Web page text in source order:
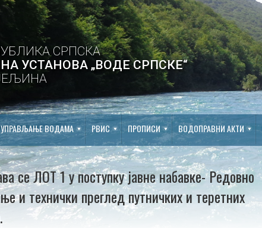
СРПСКА
УСТАНОВА „ВОДЕ СРПСКЕ“
УПРАВЉАЊЕ ВОДАМА РВИС ПРОПИСИ ВОДОПРАВНИ АКТИ
се ЛОТ 1 у поступку јавне набавке- Редовно
и технички преглед путничких и теретних